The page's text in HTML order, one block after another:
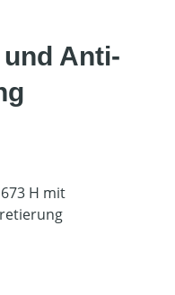
Anti-